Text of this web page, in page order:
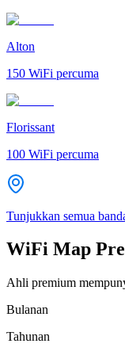
Alton
150 WiFi percuma
Florissant
100 WiFi percuma
Tunjukkan semua
WiFi Map
Ahli premium
Bulanan
Tahunan